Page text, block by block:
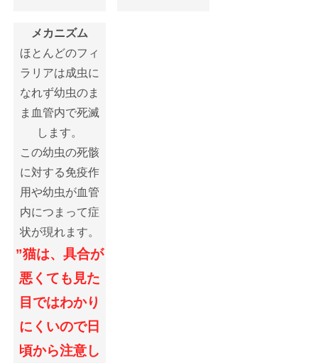
メカニズム
ほとんどのフィ
ラリアは成虫に
なれず幼虫のま
ま血管内で死滅
します。
この幼虫の死骸
に対する免疫作
用や幼虫が血管
内につまって症
状が現れます。
”猫は、具合が
悪くても見た
目ではわかり
にくいので日
頃から注意し